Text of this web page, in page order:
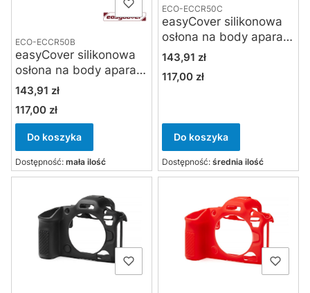
ECO-ECCR50B
easyCover silikonowa
osłona na body aparatu
Canon EOS R50 czarna
Cena
143,91 zł
Cena
117,00 zł
Do koszyka
Dostępność: mała ilość
ECO-ECCR50C
easyCover silikonowa
osłona na body aparatu
Canon EOS R50
kamuflaż
Cena
143,91 zł
Cena
117,00 zł
Do koszyka
Dostępność: średnia ilość